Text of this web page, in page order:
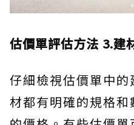
估價單評估方法 3.建
仔細檢視估價單中
材都有明確的規格